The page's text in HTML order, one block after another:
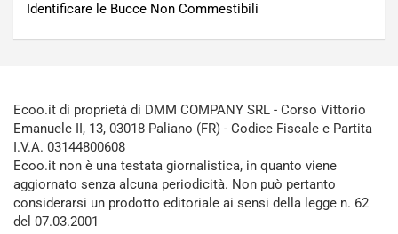
Identificare le Bucce Non Commestibili
Ecoo.it di proprietà di DMM COMPANY SRL - Corso Vittorio
Emanuele II, 13, 03018 Paliano (FR) - Codice Fiscale e Partita
I.V.A. 03144800608
Ecoo.it non è una testata giornalistica, in quanto viene
aggiornato senza alcuna periodicità. Non può pertanto
considerarsi un prodotto editoriale ai sensi della legge n. 62
del 07.03.2001